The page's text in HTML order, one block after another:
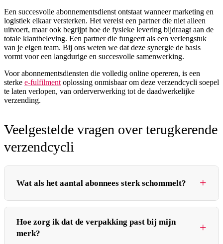
Een succesvolle abonnementsdienst ontstaat wanneer marketing en
logistiek elkaar versterken. Het vereist een partner die niet alleen
uitvoert, maar ook begrijpt hoe de fysieke levering bijdraagt aan de
totale klantbeleving. Een partner die fungeert als een verlengstuk
van je eigen team. Bij ons weten we dat deze synergie de basis
vormt voor een langdurige en succesvolle samenwerking.
Voor abonnementsdiensten die volledig online opereren, is een
sterke e-fulfilment oplossing onmisbaar om deze verzendcycli soepel
te laten verlopen, van orderverwerking tot de daadwerkelijke
verzending.
Veelgestelde vragen over terugkerende
verzendcycli
Wat als het aantal abonnees sterk schommelt?
volumes. De processen en capaciteit zijn zo ingericht dat ze
Hoe zorg ik dat de verpakking past bij mijn
merk?